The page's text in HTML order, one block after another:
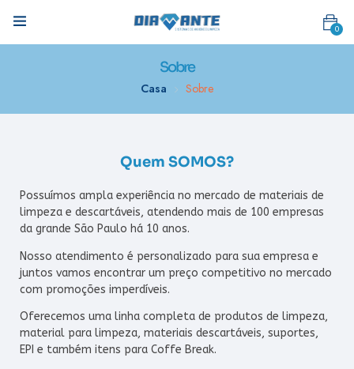
0
Sobre
Casa Sobre
Quem SOMOS?
Possuímos ampla experiência no mercado de materiais de
limpeza e descartáveis, atendendo mais de 100 empresas
da grande São Paulo há 10 anos.
Nosso atendimento é personalizado para sua empresa e
juntos vamos encontrar um preço competitivo no mercado
com promoções imperdíveis.
Oferecemos uma linha completa de produtos de limpeza,
material para limpeza, materiais descartáveis, suportes,
EPI e também itens para Coffe Break.